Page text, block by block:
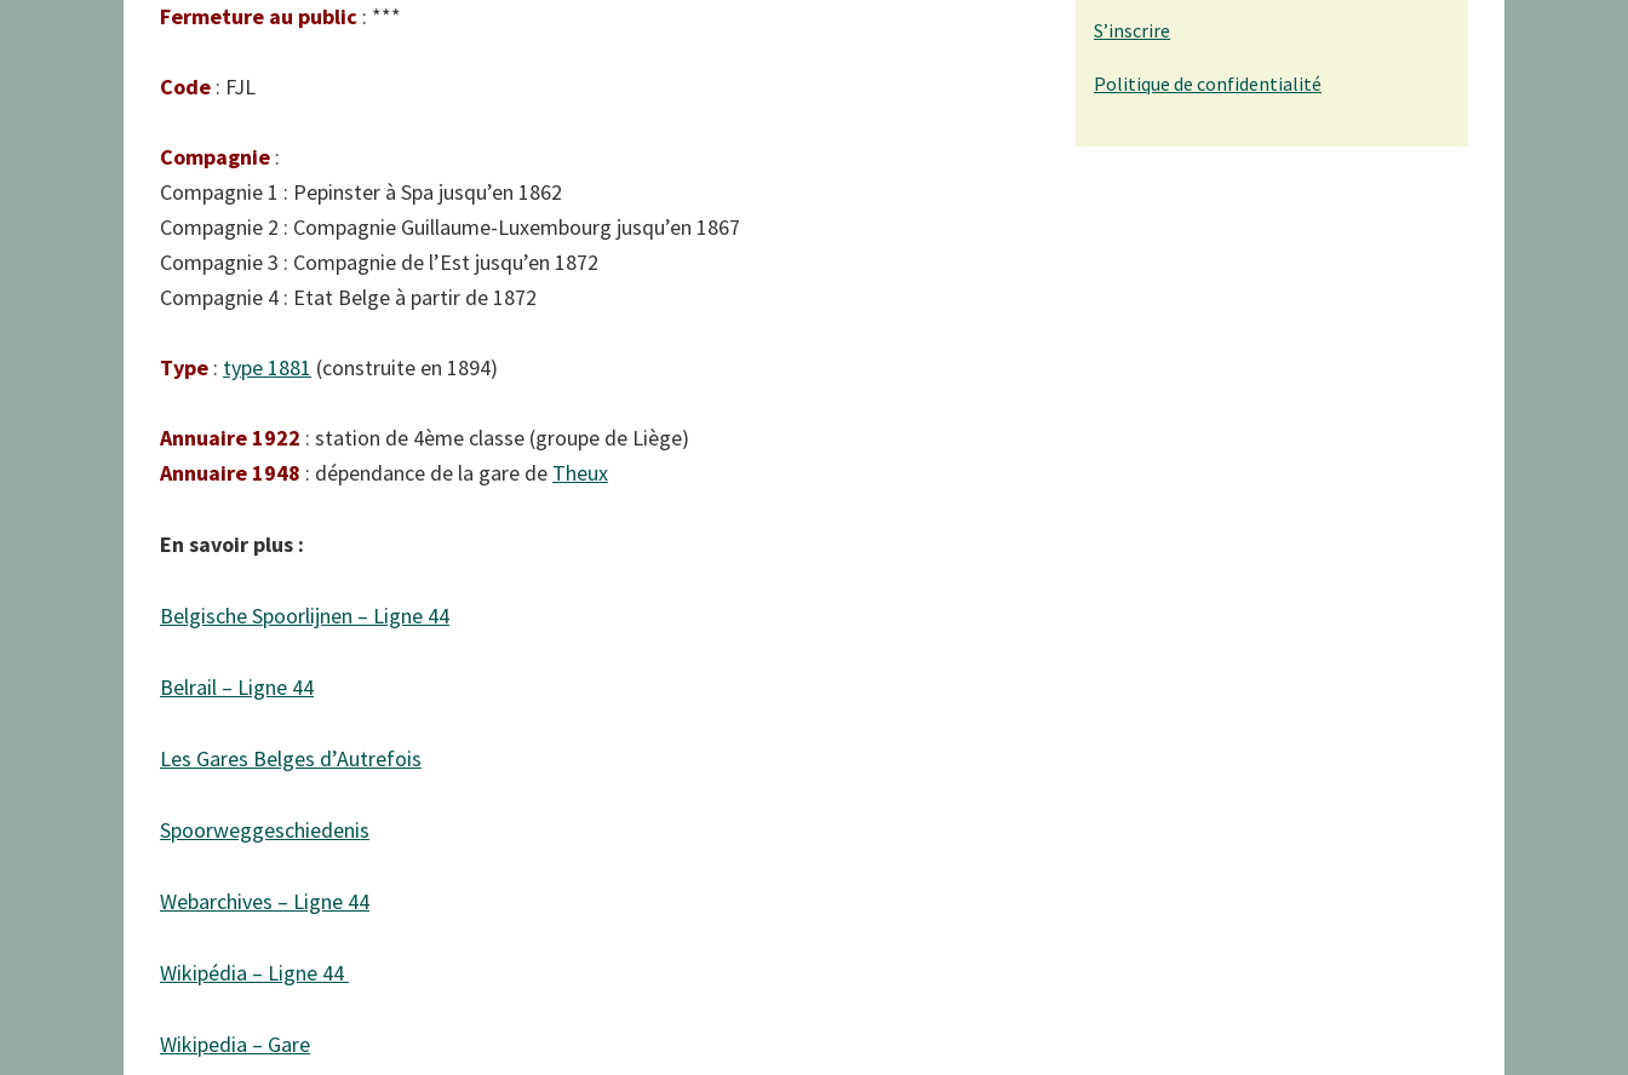
Fermeture au public : ***
Code : FJL
Compagnie :
Compagnie 1 : Pepinster à Spa jusqu’en 1862
Compagnie 2 : Compagnie Guillaume-Luxembourg jusqu’en 1867
Compagnie 3 : Compagnie de l’Est jusqu’en 1872
Compagnie 4 : Etat Belge à partir de 1872
Type : type 1881 (construite en 1894)
Annuaire 1922 : station de 4ème classe (groupe de Liège)
Annuaire 1948 : dépendance de la gare de Theux
En savoir plus :
Belgische Spoorlijnen – Ligne 44
Belrail – Ligne 44
Les Gares Belges d’Autrefois
Spoorweggeschiedenis
Webarchives – Ligne 44
Wikipédia – Ligne 44
Wikipedia – Gare
S’inscrire
Politique de confidentialité